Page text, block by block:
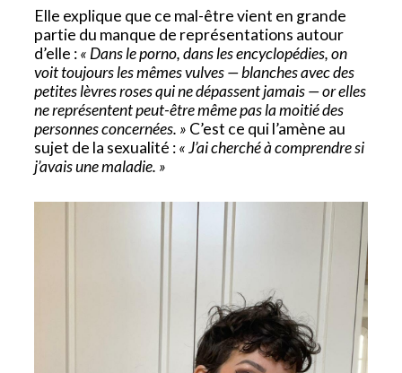
Elle explique que ce mal-être vient en grande
partie du manque de représentations autour
d’elle :« Dans le porno, dans les encyclopédies, on
voit toujours les mêmes vulves — blanches avec des
petites lèvres roses qui ne dépassent jamais — or elles
ne représentent peut-être même pas la moitié des
personnes concernées. » C’est ce qui l’amène au
sujet de la sexualité :« J’ai cherché à comprendre si
j’avais une maladie. »